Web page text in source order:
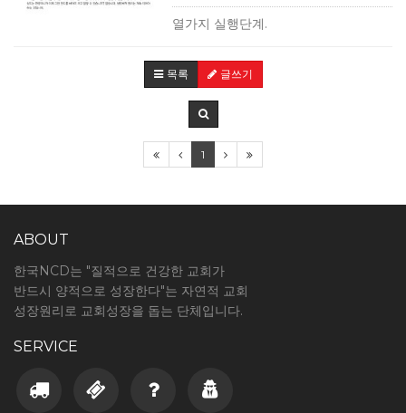
열가지 실행단계.
목록 글쓰기
1
ABOUT
한국NCD는 "질적으로 건강한 교회가
반드시 양적으로 성장한다"는 자연적 교회
성장원리로 교회성장을 돕는 단체입니다.
SERVICE